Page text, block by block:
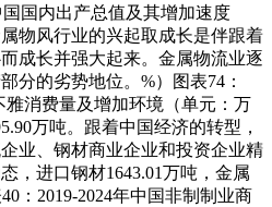
国国内出产总值及其增加速度
物风行业的兴起取成长是伴跟着
成长并强大起来。金属物流业逐
分的劣势地位。%）图表74：
雅消费量及增加环境（单元：万
万吨。跟着中国经济的转型，
业、钢材商业企业和投资企业精
，进口钢材1643.01万吨，金属
：2019-2024年中国非制制业商